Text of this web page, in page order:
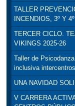
TALLER
INCENDIOS, 3º Y 4º
TERCER CICLO.
VIKINGS 2025-26
Taller de
inclusiva intercentros
UNA NAVIDAD
V CARRERA